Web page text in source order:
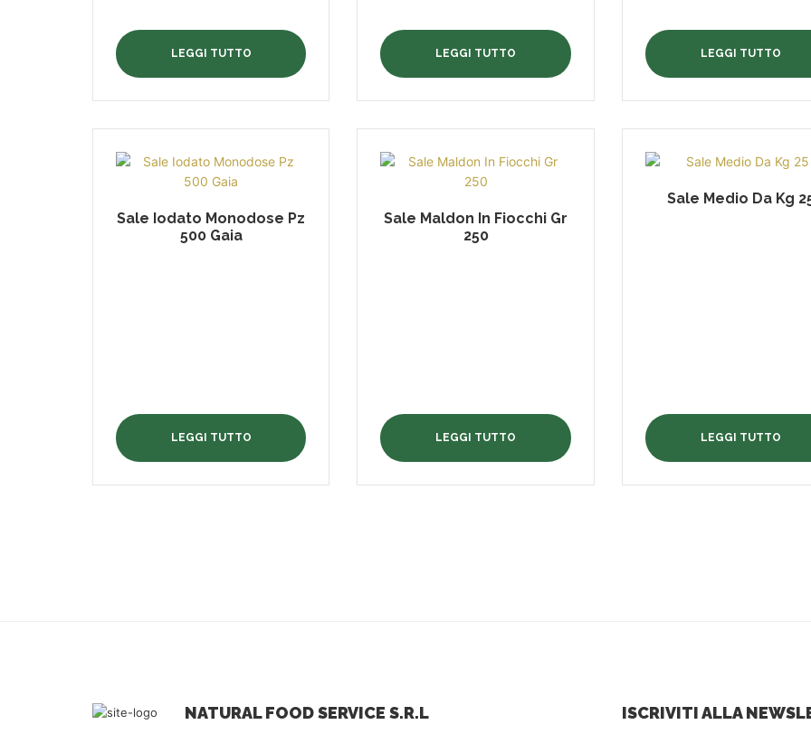
LEGGI TUTTO LEGGI TUTTO LEGGI TUTTO
Sale Iodato Monodose Pz
500 Gaia
LEGGI TUTTO
Sale Maldon In Fiocchi Gr
250
LEGGI TUTTO
Sale Medio Da Kg
LEGGI TUTTO
NATURAL FOOD SERVICE S.R.L ISCRIVITI ALLA